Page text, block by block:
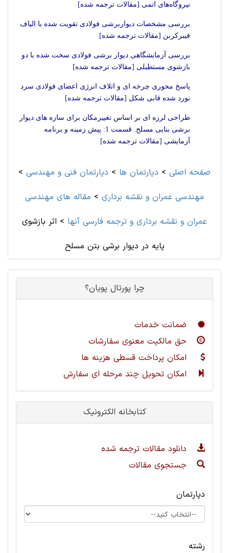
نیروگاه‌های اتمی [مقالات ترجمه شده]
بررسی مشخصات دیواربرشی فولادی تقویت شده با الیاف
فیبرکربن [مقالات ترجمه شده]
بررسی آزمایشگاهی دیوار برشی فولادی سخت شده با دو
بازشوی مستطیلی [مقالات ترجمه شده]
پاسخ محوری چرخه ای و اتلاف انرژی اعضای فولادی سرد
نورد شده قابی شکل [مقالات ترجمه شده]
طراحی لرزه ای بر اساس تغییرمکان برای سازه های دیوار
برشی بنایی مسلح. قسمت 1: پیش زمینه و برنامه
آزمایشی [مقالات ترجمه شده]
صفحه اصلی > دپارتمان ها > دپارتمان فنی و مهندسی >
مهندسی عمران و نقشه برداری > مقاله های مهندسی
عمران و نقشه برداری و ترجمه فارسی آنها > اثر بازشوی
پایه در دیوار برشی بتن مسلح
چرا پورتال پویان؟
ضمانت خدمات
حق مالکیت معنوی سفارشات
امکان پرداخت قسطی هزینه ها
امکان تحویل چند مرحله ای سفارش
کتابخانه الکترونیک
دانلود مقالات ترجمه شده
جستجوی مقالات
دپارتمان
رشته